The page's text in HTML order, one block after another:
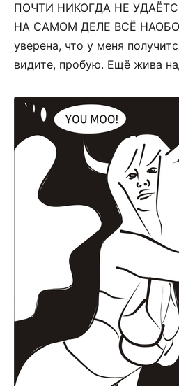
ПОЧТИ НИКОГДА НЕ
НА САМОМ ДЕЛЕ ВСЁ
уверена, что у меня
видите, пробую. Ещё жива